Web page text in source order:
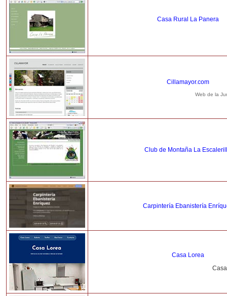
Casa Rural La Panera
Cillamayor.com
Web de la
Club de Montaña La
Carpintería Ebanistería
Casa Lorea